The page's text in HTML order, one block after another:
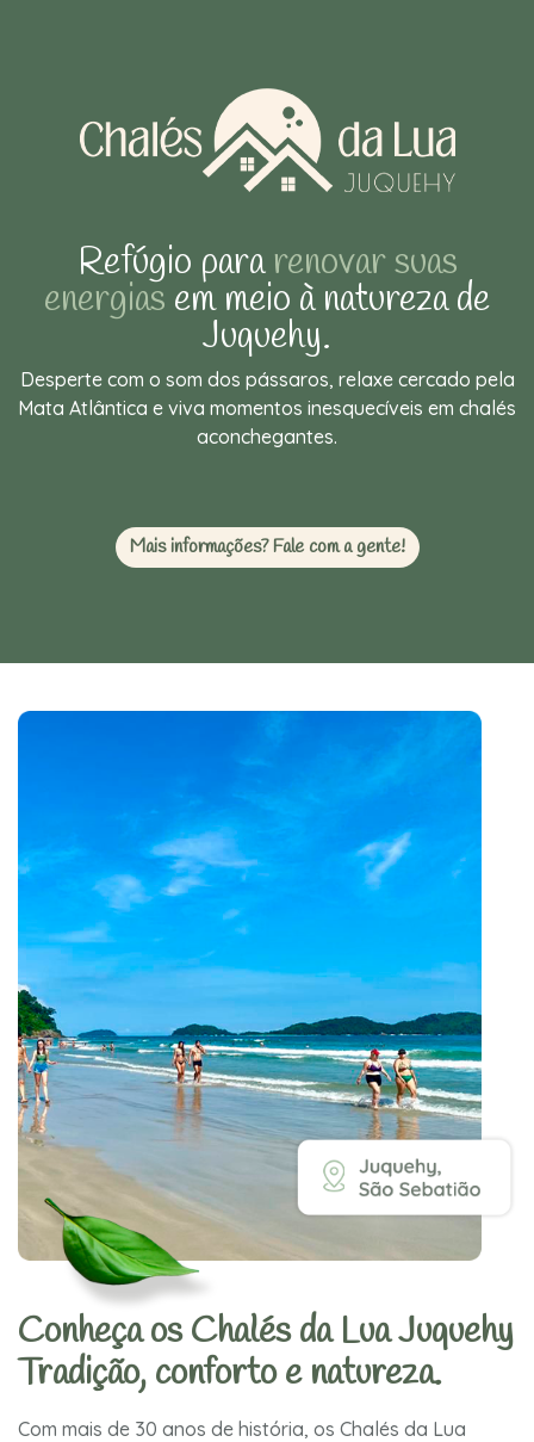
Refúgio pararenovar suas
energias em meio à natureza de
Juquehy.
Desperte com o som dos pássaros, relaxe cercado pela
Mata Atlântica e viva momentos inesquecíveis em chalés
aconchegantes.
Mais informações? Fale com a gente!
Conheça os Chalés da Lua Juquehy
Tradição, conforto e natureza.
Com mais de 30 anos de história, os Chalés da Lua